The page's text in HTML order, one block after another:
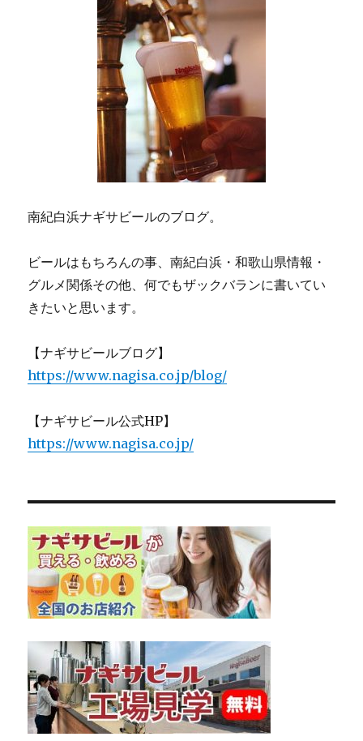
南紀白浜ナギサビールのブログ。
ビールはもちろんの事、南紀白浜・和歌山県情報・
グルメ関係その他、何でもザックバランに書いてい
きたいと思います。
【ナギサビールブログ】
https://www.nagisa.co.jp/blog/
【ナギサビール公式HP】
https://www.nagisa.co.jp/